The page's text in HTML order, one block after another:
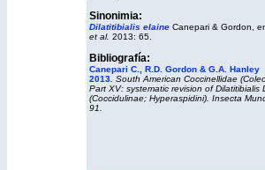
Sinonimia:
Dilatitibialis elaineCanepari & Gordon,
et al. 2013: 65.
Bibliografía:
Canepari C., R.D. Gordon & G.A. Hanley
2013. South American Coccinellidae
Part XV: systematic revision of Dilatitibialis
(Coccidulinae; Hyperaspidini). Insecta
91.